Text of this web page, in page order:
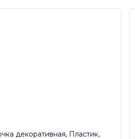
декоративная, Пластик,